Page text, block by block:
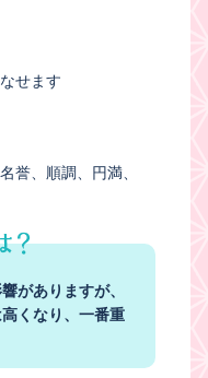
せます
名誉 順調
円満
がありますが、
くなり、一番重